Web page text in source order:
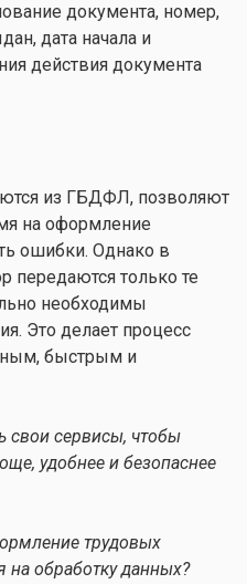
документа, номер,
дата начала и
действия документа
из ГБДФЛ, позволяют
на оформление
ошибки. Однако в
передаются только те
необходимы
Это делает процесс
быстрым и
свои сервисы, чтобы
удобнее и безопаснее
трудовых
на обработку данных?